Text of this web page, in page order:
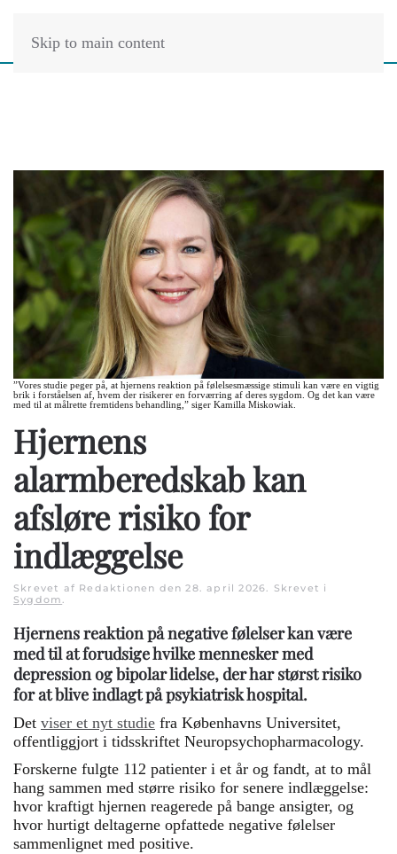
Skip to main content
”Vores studie peger på, at hjernens reaktion på følelsesmæssige stimuli kan være en vigtig
brik i forståelsen af, hvem der risikerer en forværring af deres sygdom. Og det kan være
med til at målrette fremtidens behandling,” siger Kamilla Miskowiak.
Hjernens
alarmberedskab kan
afsløre risiko for
indlæggelse
Skrevet af Redaktionen den28. april 2026. Skrevet i
Sygdom.
Hjernens reaktion på negative følelser kan være
med til at forudsige hvilke mennesker med
depression og bipolar lidelse, der har størst risiko
for at blive indlagt på psykiatrisk hospital.
Det viser et nyt studie fra Københavns Universitet,
offentliggjort i tidsskriftet Neuropsychopharmacology.
Forskerne fulgte 112 patienter i et år og fandt, at to mål
hang sammen med større risiko for senere indlæggelse:
hvor kraftigt hjernen reagerede på bange ansigter, og
hvor hurtigt deltagerne opfattede negative følelser
sammenlignet med positive.